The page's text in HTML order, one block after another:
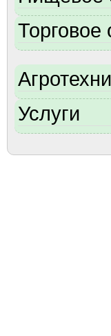
Торговое
Услуги